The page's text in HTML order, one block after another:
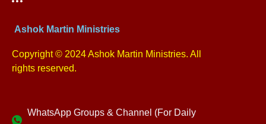
Ashok Martin Ministries
Copyright © 2024 Ashok Martin Ministries. All
rights reserved.
WhatsApp Groups & Channel (For Daily